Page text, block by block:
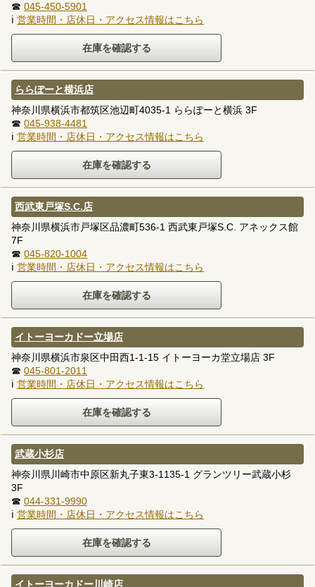
☎ 045-450-5901
ℹ 営業時間・店休日・アクセス情報はこちら
ららぽーと横浜店
神奈川県横浜市都筑区池辺町4035-1 ららぽーと横浜 3F
☎ 045-938-4481
ℹ 営業時間・店休日・アクセス情報はこちら
西武東戸塚S.C.店
神奈川県横浜市戸塚区品濃町536-1 西武東戸塚S.C. アネックス館
7F
☎ 045-820-1004
ℹ 営業時間・店休日・アクセス情報はこちら
イトーヨーカドー立場店
神奈川県横浜市泉区中田西1-1-15 イトーヨーカ堂立場店 3F
☎ 045-801-2011
ℹ 営業時間・店休日・アクセス情報はこちら
武蔵小杉店
神奈川県川崎市中原区新丸子東3-1135-1 グランツリー武蔵小杉
3F
☎ 044-331-9990
ℹ 営業時間・店休日・アクセス情報はこちら
イトーヨーカドー川崎店